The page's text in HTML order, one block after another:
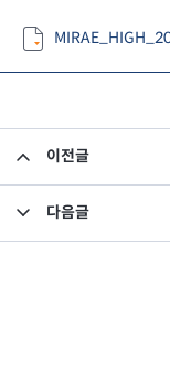
이전글
다음글